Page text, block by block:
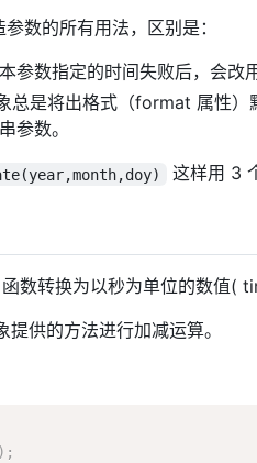
数的所有用法，区别是：
参数指定的时间失败后，会改
总是将出格式（format 属性
参数。
这样用 3
数转换为以秒为单位的数值(
供的方法进行加减运算。
) ;